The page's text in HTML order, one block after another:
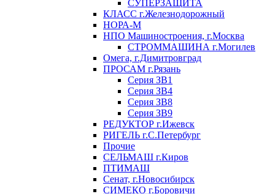
СУПЕРЗАЩИТА
КЛАСС г.Железнодорожный
НОРА-М
НПО Машиностроения, г.Москва
СТРОММАШИНА г.Могилев
Омега, г.Димитровград
ПРОСАМ г.Рязань
Серия ЗВ1
Серия ЗВ4
Серия ЗВ8
Серия ЗВ9
РЕДУКТОР г.Ижевск
РИГЕЛЬ г.С.Петербург
Прочие
СЕЛЬМАШ г.Киров
ПТИМАШ
Сенат, г.Новосибирск
СИМЕКО г.Боровичи